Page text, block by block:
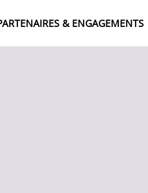
& ENGAGEMENTS